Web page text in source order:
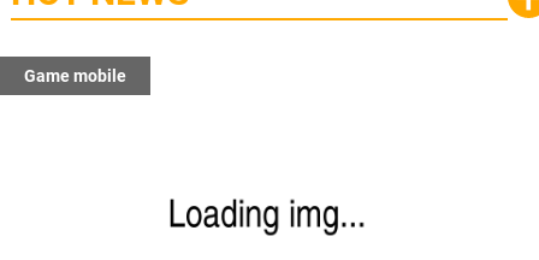
Game mobile